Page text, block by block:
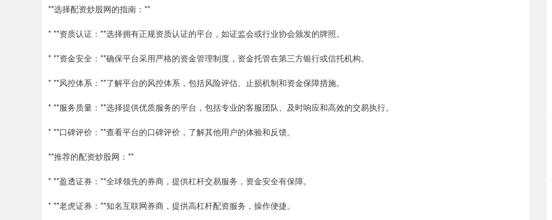
**选择配资炒股网的指南：**
* **资质认证：**选择拥有正规资质认证的平台，如证监会或行业协会颁发的牌照。
* **资金安全：**确保平台采用严格的资金管理制度，资金托管在第三方银行或信托机构。
* **风控体系：**了解平台的风控体系，包括风险评估、止损机制和资金保障措施。
* **服务质量：**选择提供优质服务的平台，包括专业的客服团队、及时响应和高效的交易执行。
* **口碑评价：**查看平台的口碑评价，了解其他用户的体验和反馈。
**推荐的配资炒股网：**
* **盈透证券：**全球领先的券商，提供杠杆交易服务，资金安全有保障。
* **老虎证券：**知名互联网券商，提供高杠杆配资服务，操作便捷。